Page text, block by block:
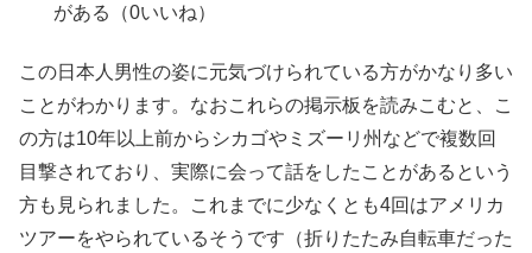
がある（0いいね）
この日本人男性の姿に元気づけられている方がかなり多い
ことがわかります。なおこれらの掲示板を読みこむと、こ
の方は10年以上前からシカゴやミズーリ州などで複数回
目撃されており、実際に会って話をしたことがあるという
方も見られました。これまでに少なくとも4回はアメリカ
ツアーをやられているそうです（折りたたみ自転車だった